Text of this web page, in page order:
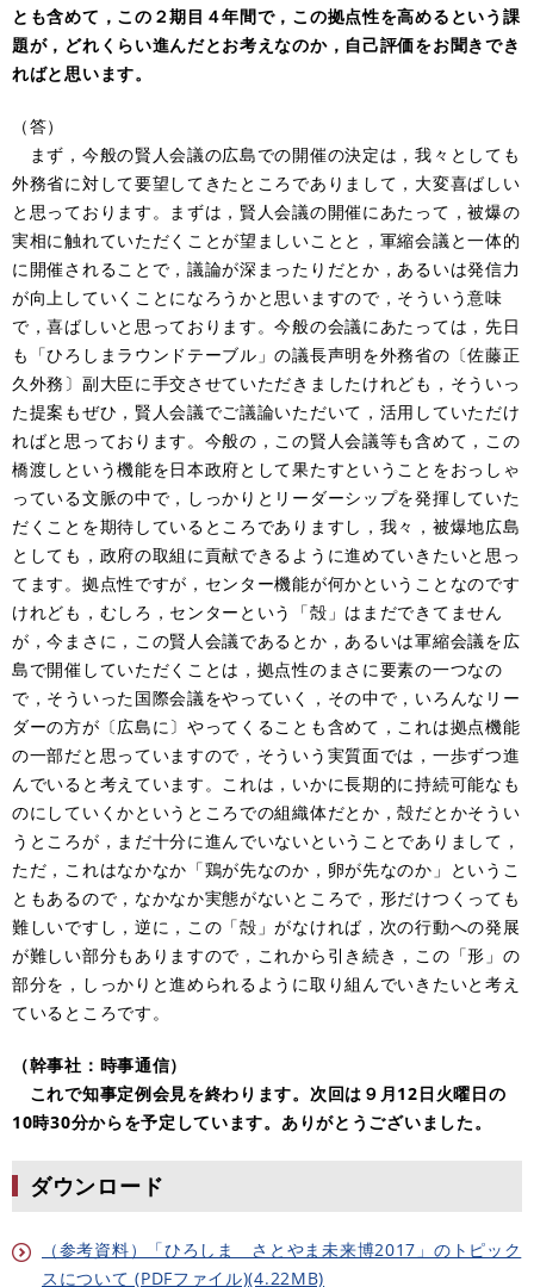
とも含めて，この２期目４年間で，この拠点性を高めるという課
題が，どれくらい進んだとお考えなのか，自己評価をお聞きでき
ればと思います。
（答）
まず，今般の賢人会議の広島での開催の決定は，我々としても
外務省に対して要望してきたところでありまして，大変喜ばしい
と思っております。まずは，賢人会議の開催にあたって，被爆の
実相に触れていただくことが望ましいことと，軍縮会議と一体的
に開催されることで，議論が深まったりだとか，あるいは発信力
が向上していくことになろうかと思いますので，そういう意味
で，喜ばしいと思っております。今般の会議にあたっては，先日
も「ひろしまラウンドテーブル」の議長声明を外務省の〔佐藤正
久外務〕副大臣に手交させていただきましたけれども，そういっ
た提案もぜひ，賢人会議でご議論いただいて，活用していただけ
ればと思っております。今般の，この賢人会議等も含めて，この
橋渡しという機能を日本政府として果たすということをおっしゃ
っている文脈の中で，しっかりとリーダーシップを発揮していた
だくことを期待しているところでありますし，我々，被爆地広島
としても，政府の取組に貢献できるように進めていきたいと思っ
てます。拠点性ですが，センター機能が何かということなのです
けれども，むしろ，センターという「殻」はまだできてません
が，今まさに，この賢人会議であるとか，あるいは軍縮会議を広
島で開催していただくことは，拠点性のまさに要素の一つなの
で，そういった国際会議をやっていく，その中で，いろんなリー
ダーの方が〔広島に〕やってくることも含めて，これは拠点機能
の一部だと思っていますので，そういう実質面では，一歩ずつ進
んでいると考えています。これは，いかに長期的に持続可能なも
のにしていくかというところでの組織体だとか，殻だとかそうい
うところが，まだ十分に進んでいないということでありまして，
ただ，これはなかなか「鶏が先なのか，卵が先なのか」というこ
ともあるので，なかなか実態がないところで，形だけつくっても
難しいですし，逆に，この「殻」がなければ，次の行動への発展
が難しい部分もありますので，これから引き続き，この「形」の
部分を，しっかりと進められるように取り組んでいきたいと考え
ているところです。
（幹事社：時事通信）
これで知事定例会見を終わります。次回は９月12日火曜日の
10時30分からを予定しています。ありがとうございました。
ダウンロード
（参考資料）「ひろしま さとやま未来博2017」のトピック
スについて (PDFファイル)(4.22MB)